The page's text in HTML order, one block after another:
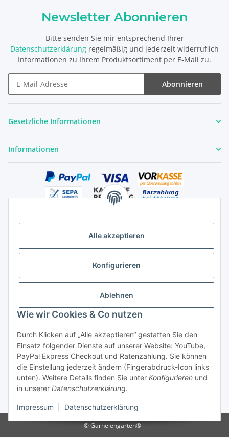
Alle akzeptieren
Konfigurieren
Ablehnen
Wie wir Cookies & Co nutzen
Durch Klicken auf „Alle akzeptieren“ gestatten Sie den
Einsatz folgender Dienste auf unserer Website: YouTube,
PayPal Express Checkout und Ratenzahlung. Sie können
die Einstellung jederzeit ändern (Fingerabdruck-Icon links
unten). Weitere Details finden Sie unter Konfigurieren und
in unserer Datenschutzerklärung.
Impressum Datenschutzerklärung
Newsletter Abonnieren
Bitte senden Sie mir entsprechend Ihrer
Datenschutzerklärung regelmäßig und jederzeit widerruflich
Informationen zu Ihrem Produktsortiment per E-Mail zu.
Abonnieren
Gesetzliche Informationen
Informationen
Vertrag widerrufen
© Garnelengarten®